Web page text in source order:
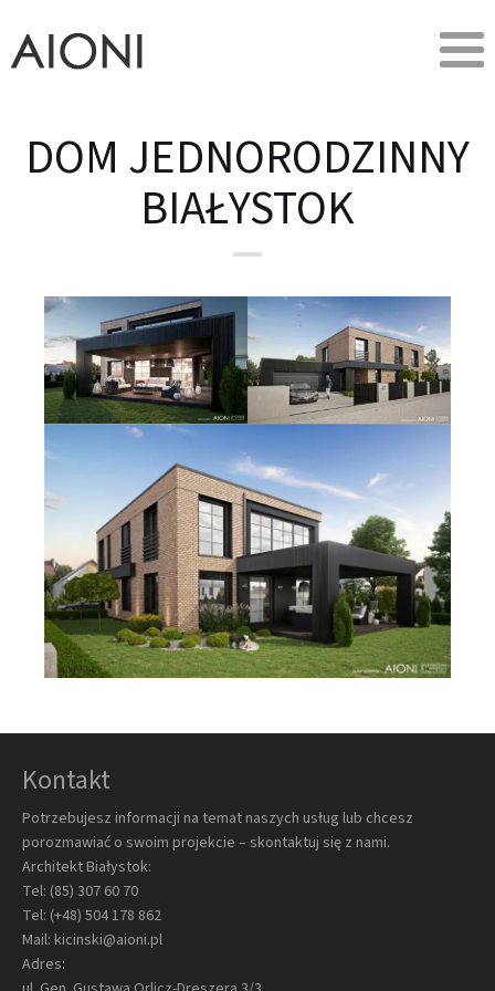
DOM JEDNORODZINNY
BIAŁYSTOK
Kontakt
Potrzebujesz informacji na temat naszych usług lub chcesz
porozmawiać o swoim projekcie – skontaktuj się z nami.
Architekt Białystok:
Tel: (85) 307 60 70
Tel: (+48) 504 178 862
Mail: kicinski@aioni.pl
Adres: